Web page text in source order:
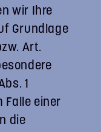
wir Ihre
Grundlage
Art.
1
Falle einer
die